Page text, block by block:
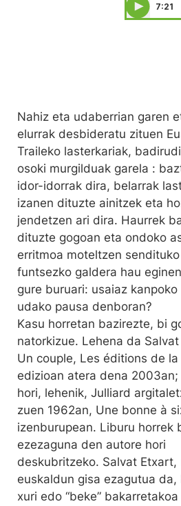
7:21
Nahiz eta udaberrian garen
elurrak desbideratu zituen
Traileko lasterkariak,
osoki murgilduak garela :
idor-idorrak dira, belarrak
izanen dituzte ainitzek eta
jendetzen ari dira. Haurrek
dituzte gogoan eta ondoko
erritmoa moteltzen
funtsezko galdera hau
gure buruari: usaiaz
udako pausa denboran?
Kasu horretan bazirezte, bi
natorkizue. Lehena da
Un couple, Les éditions de
edizioan atera dena 2003an;
hori, lehenik, Julliard
zuen 1962an, Une bonne à
izenburupean. Liburu horrek
ezezaguna den autore hori
deskubritzeko. Salvat
euskaldun gisa ezagutua da,
xuri edo “beke”